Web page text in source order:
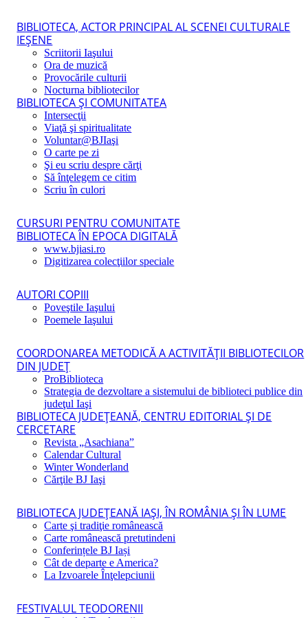
BIBLIOTECA, ACTOR PRINCIPAL AL SCENEI CULTURALE
IEŞENE
Scriitorii Iaşului
Ora de muzică
Provocările culturii
Nocturna bibliotecilor
BIBLIOTECA ŞI COMUNITATEA
Intersecţii
Viaţă şi spiritualitate
Voluntar@BJIaşi
O carte pe zi
Şi eu scriu despre cărţi
Să înţelegem ce citim
Scriu în culori
CURSURI PENTRU COMUNITATE
BIBLIOTECA ÎN EPOCA DIGITALĂ
www.bjiasi.ro
Digitizarea colecţiilor speciale
AUTORI COPIII
Poveştile Iaşului
Poemele Iaşului
COORDONAREA METODICĂ A ACTIVITĂŢII BIBLIOTECILOR
DIN JUDEŢ
ProBiblioteca
Strategia de dezvoltare a sistemului de biblioteci publice din
judeţul Iaşi
BIBLIOTECA JUDEŢEANĂ, CENTRU EDITORIAL ŞI DE
CERCETARE
Revista „Asachiana”
Calendar Cultural
Winter Wonderland
Cărţile BJ Iaşi
BIBLIOTECA JUDEŢEANĂ IAŞI, ÎN ROMÂNIA ŞI ÎN LUME
Carte şi tradiţie românească
Carte românească pretutindeni
Conferințele BJ Iași
Cât de departe e America?
La Izvoarele Înţelepciunii
FESTIVALUL TEODORENII